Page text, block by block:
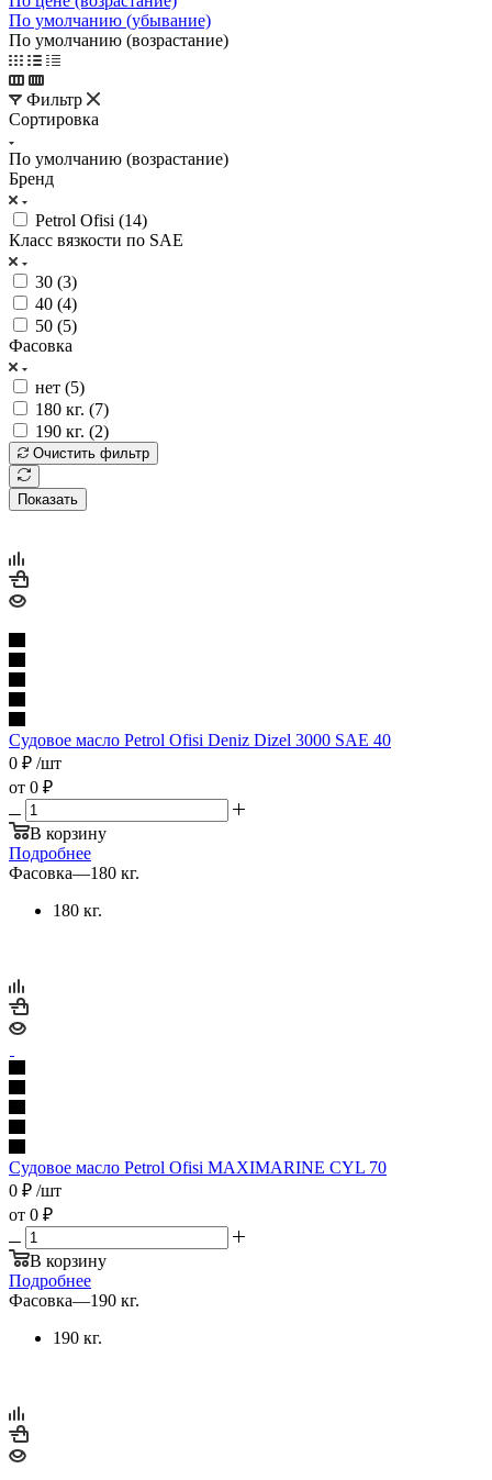
По умолчанию (убывание)
По умолчанию (возрастание)
Фильтр
Сортировка
По умолчанию (возрастание)
Бренд
Petrol Ofisi (14)
Класс вязкости по SAE
30 (3)
40 (4)
50 (5)
Фасовка
нет (5)
180 кг. (7)
190 кг. (2)
Очистить фильтр
Показать
Судовое масло Petrol Ofisi Deniz Dizel 3000 SAE 40
0 ₽ /шт
от 0 ₽
В корзину
Подробнее
Фасовка—180 кг.
180 кг.
Судовое масло Petrol Ofisi MAXIMARINE CYL 70
0 ₽ /шт
от 0 ₽
В корзину
Подробнее
Фасовка—190 кг.
190 кг.